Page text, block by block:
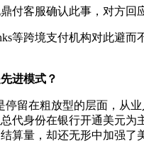
客服确认此事，对方回
跨境支付机构对此避而
进模式？
在粗放型的层面，从业
代身份在银行开通美元
算量，却还无形中加强了